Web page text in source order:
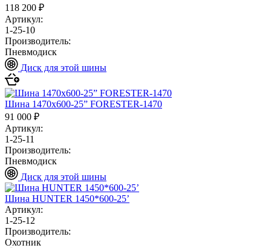
118 200 ₽
Артикул:
1-25-10
Производитель:
Пневмодиск
Диск для этой шины
Шина 1470х600-25” FORESTER-1470
91 000 ₽
Артикул:
1-25-11
Производитель:
Пневмодиск
Диск для этой шины
Шина HUNTER 1450*600-25’
Артикул:
1-25-12
Производитель:
Охотник